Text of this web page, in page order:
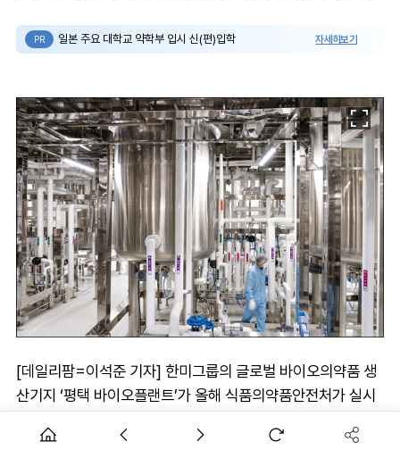
PR 일본 주요 대학교 약학부 입시 신(편)입학 자세히보기
[데일리팜=이석준 기자] 한미그룹의 글로벌 바이오의약품 생
산기지 ‘평택 바이오플랜트’가 올해 식품의약품안전처가 실시
Observation)’으로 완료했다.